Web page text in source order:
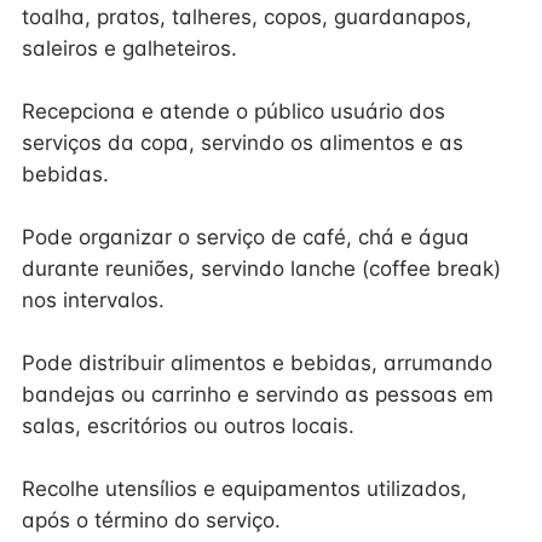
toalha, pratos, talheres, copos, guardanapos,
saleiros e galheteiros.
Recepciona e atende o público usuário dos
serviços da copa, servindo os alimentos e as
bebidas.
Pode organizar o serviço de café, chá e água
durante reuniões, servindo lanche (coffee break)
nos intervalos.
Pode distribuir alimentos e bebidas, arrumando
bandejas ou carrinho e servindo as pessoas em
salas, escritórios ou outros locais.
Recolhe utensílios e equipamentos utilizados,
após o término do serviço.